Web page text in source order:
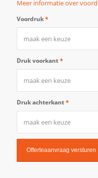
Meer informatie over
Voordruk*
Druk voorkant*
Druk achterkant*